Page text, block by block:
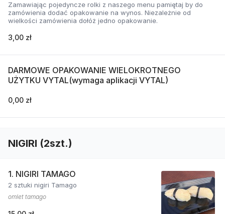
Zamawiając pojedyncze rolki z naszego menu pamiętaj by do
zamówienia dodać opakowanie na wynos. Niezależnie od
wielkości zamówienia dołóż jedno opakowanie.
3,00 zł
DARMOWE OPAKOWANIE WIELOKROTNEGO
UŻYTKU VYTAL(wymaga aplikacji VYTAL)
0,00 zł
NIGIRI (2szt.)
1. NIGIRI TAMAGO
2 sztuki nigiri Tamago
omlet tamago